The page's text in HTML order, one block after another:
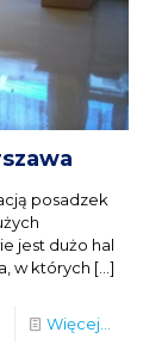
posadzek
jest dużo hal
w których […]
Więcej...